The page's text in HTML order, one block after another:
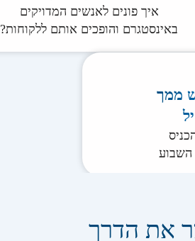
איך פונים לאנשים המדויקים
באינסטגרם והופכים אותם ללקוחות?
ממך
השבוע
את הדרך